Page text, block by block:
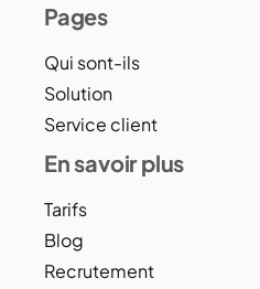
Pages
Qui sont-ils
Solution
Service client
En savoir plus
Tarifs
Blog
Recrutement